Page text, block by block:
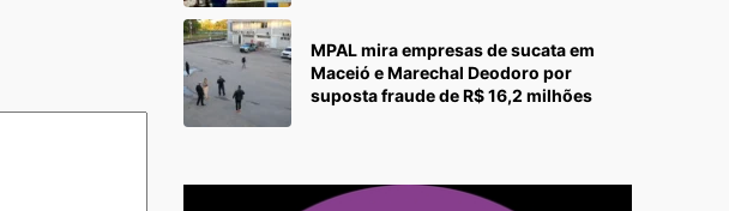
MPAL mira empresas de sucata em
Maceió e Marechal Deodoro por
suposta fraude de R$ 16,2 milhões